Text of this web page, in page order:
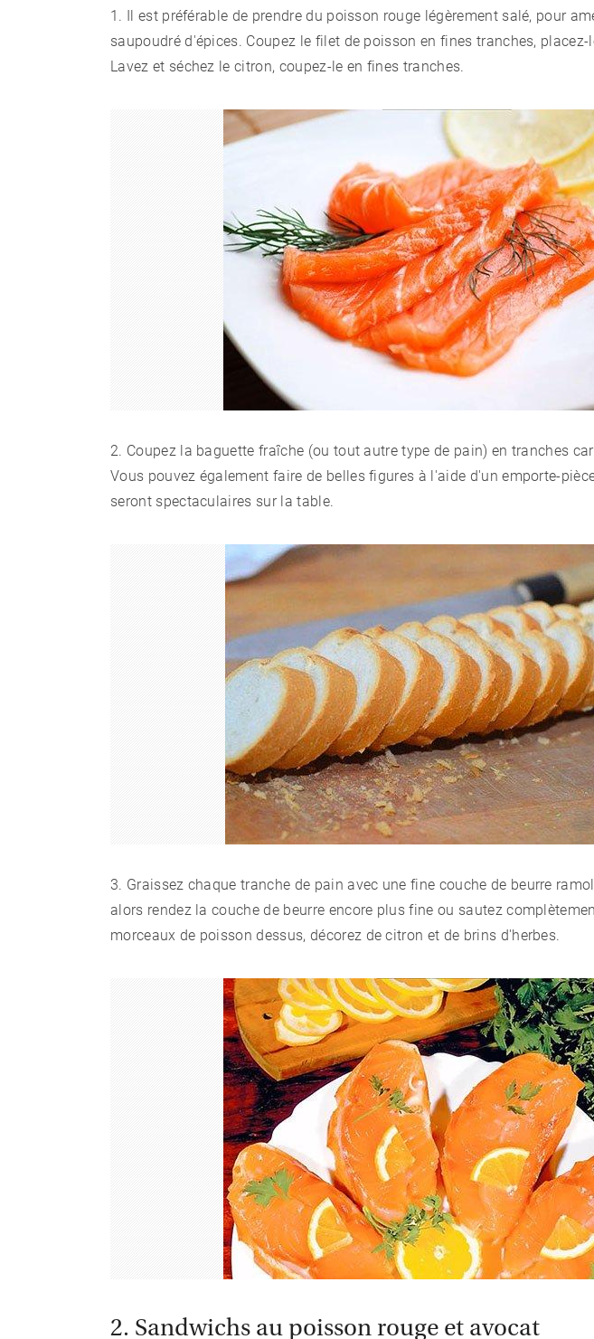
1. Il est préférable de prendre du poisson rouge légèrement salé, pour
saupoudré d'épices. Coupez le filet de poisson en fines tranches, placez-
Lavez et séchez le citron, coupez-le en fines tranches.
2. Coupez la baguette fraîche (ou tout autre type de pain) en tranches
Vous pouvez également faire de belles figures à l'aide d'un emporte-
seront spectaculaires sur la table.
3. Graissez chaque tranche de pain avec une fine couche de beurre
alors rendez la couche de beurre encore plus fine ou sautez
morceaux de poisson dessus, décorez de citron et de brins d'herbes.
2. Sandwichs au poisson rouge et avocat